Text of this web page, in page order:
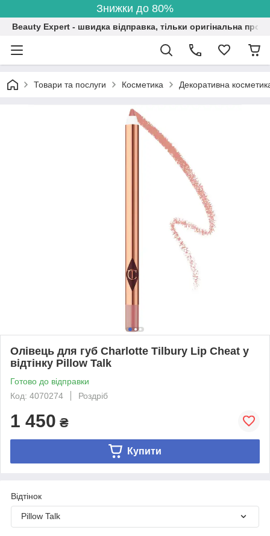
Знижки до 80%
Beauty Expert - швидка відправка, тільки оригінальна
Товари та послуги Косметика Декоративна
Олівець для губ Charlotte Tilbury Lip Cheat у
відтінку Pillow Talk
Готово до відправки
Код: 4070274
Роздріб
1 450 ₴
Купити
Відтінок
Pillow Talk